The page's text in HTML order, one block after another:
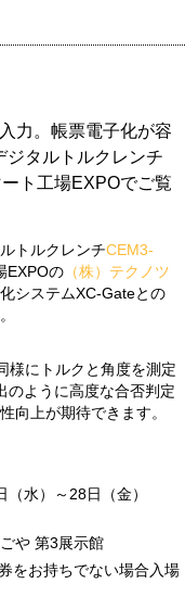
力。帳票電子化が容
ジタルトルクレンチ
ト工場EXPOでご覧
トルクレンチCEM3-
EXPOの （株）テクノツ
システムXC-Gateとの
様にトルクと角度を測定
のように高度な合否判定
向上が期待できます。
水）～28日（金）
第3展示館
お持ちでない場合入場